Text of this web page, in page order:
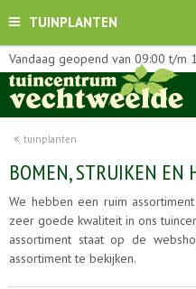
TUINPLANTEN
tuinplanten
Vandaag geopend van 09:00 t/m
BOMEN, STRUIKEN EN
We hebben een ruim assortiment
zeer goede kwaliteit in ons
assortiment staat op de
assortiment te bekijken.